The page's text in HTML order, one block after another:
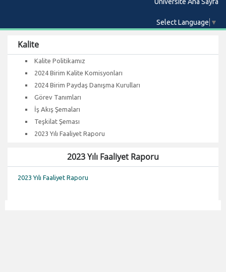
Select Language ▼
Kalite
Kalite Politikamız
2024 Birim Kalite Komisyonları
2024 Birim Paydaş Danışma Kurulları
Görev Tanımları
İş Akış Şemaları
Teşkilat Şeması
2023 Yılı Faaliyet Raporu
2023 Yılı Faaliyet Raporu
2023 Yılı Faaliyet Raporu